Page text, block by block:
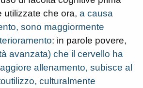
utilizzate che ora, a causa
sono maggiormente
: in parole povere,
avanzata) che il cervello ha
allenamento, subisce al
culturalmente